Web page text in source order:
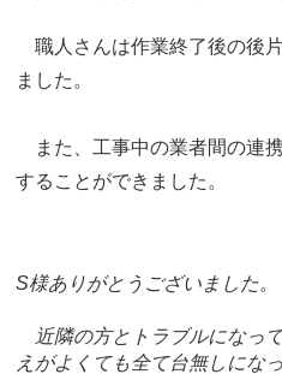
職人さんは作業終了後の後
ました。
また、工事中の業者間の連
することができました。
S様ありがとうございました。
近隣の方とトラブルになっ
えがよくても全て台無しにな